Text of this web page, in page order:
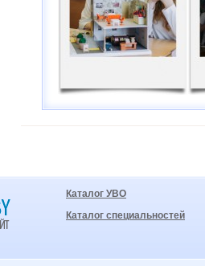
Каталог УВО
Каталог специальностей